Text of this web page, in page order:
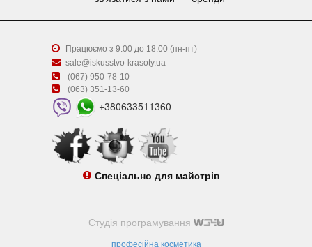
Працюємо з 9:00 до 18:00 (пн-пт)
sale@iskusstvo-krasoty.ua
(067) 950-78-10
(063) 351-13-60
+380633511360
Спеціально для майстрів
Студія програмування
професійна косметика